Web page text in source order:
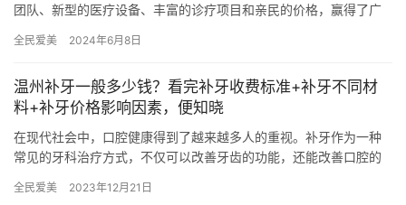
团队、新型的医疗设备、丰富的诊疗项目和亲民的价格，赢得了广
供…
全民爱美 2024年6月8日
温州补牙一般多少钱？看完补牙收费标准+补牙不同材
料+补牙价格影响因素，便知晓
在现代社会中，口腔健康得到了越来越多人的重视。补牙作为一种
常见的牙科治疗方式，不仅可以改善牙齿的功能，还能改善口腔的
因素。…
全民爱美 2023年12月21日